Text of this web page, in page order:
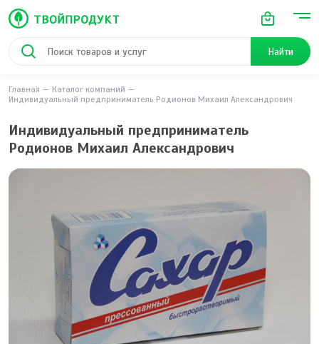
Найти
Главная
Каталог компаний
Индивидуальный предприниматель Родионов Михаил Александрович
Индивидуальный предприниматель
Родионов Михаил Александрович